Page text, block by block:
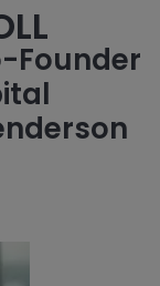
Founder